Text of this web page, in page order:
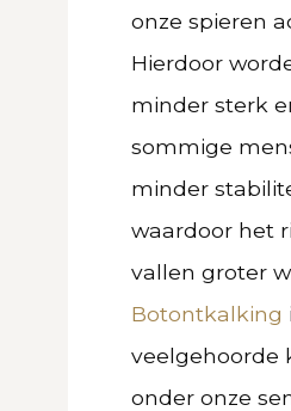
onze spieren
Hierdoor
minder sterk
sommige
minder
waardoorhet
vallen groter
Botontkalking
veelgehoorde
onder onze